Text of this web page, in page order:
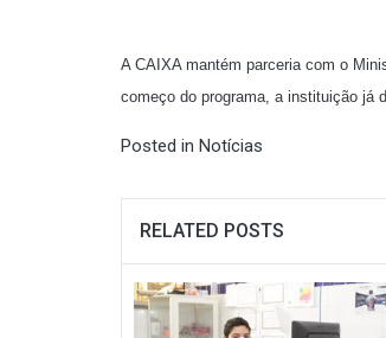
A CAIXA mantém parceria com o
começo do programa, a instituição já
Posted in Notícias
RELATED POSTS